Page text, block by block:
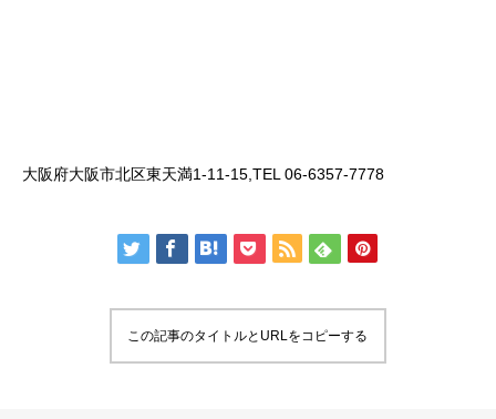
大阪府大阪市北区東天満1-11-15,TEL 06-6357-7778
この記事のタイトルとURLをコピーする